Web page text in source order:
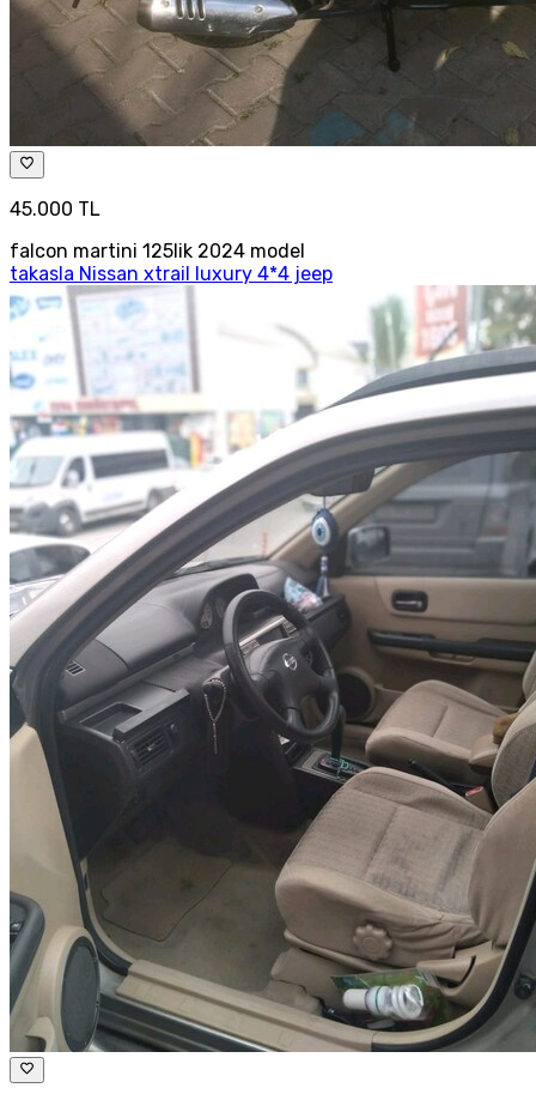
45.000 TL
falcon martini 125lik 2024 model
takasla Nissan xtrail luxury 4*4 jeep